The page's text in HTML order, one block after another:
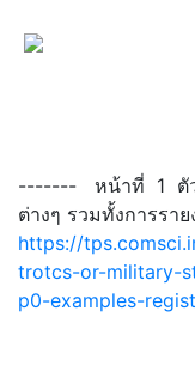
------- หน้าที่ 1 ตัว
ต่างๆ รวมทั้งการรา
https://
trotcs-or-military-
p0-examples-